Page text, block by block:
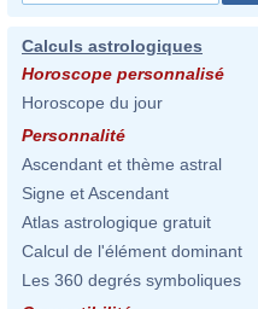
Calculs astrologiques
Horoscope personnalisé
Horoscope du jour
Personnalité
Ascendant et thème astral
Signe et Ascendant
Atlas astrologique gratuit
Calcul de l'élément dominant
Les 360 degrés symboliques